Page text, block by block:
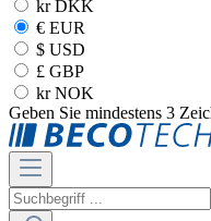
kr DKK
€ EUR
$ USD
£ GBP
kr NOK
Geben Sie mindestens 3